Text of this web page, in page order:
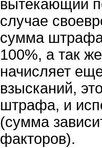
вытекающий
случае
сумма штрафа
100%, а так
начисляет
взысканий,
штрафа, и
(сумма
факторов).